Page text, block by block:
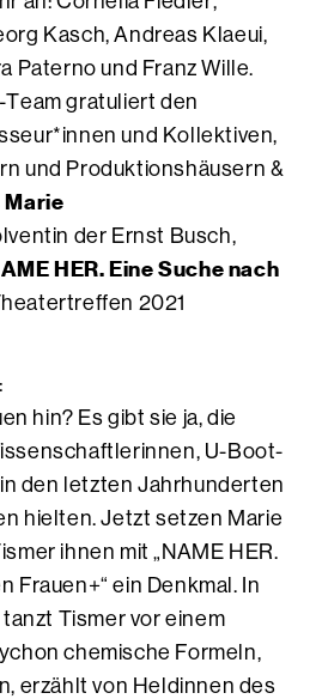
Kasch, Andreas Klaeui,
Paterno und Franz Wille.
gratuliert den
und Kollektiven,
und Produktionshäusern &
Marie
der Ernst Busch,
HER. Eine Suche nach
2021
hin? Es gibt sie ja, die
U-Boot-
den letzten Jahrhunderten
hielten. Jetzt setzen Marie
ihnen mit „NAME HER.
Frauen+“ ein Denkmal. In
Tismer vor einem
chemische Formeln,
erzählt von Heldinnen des